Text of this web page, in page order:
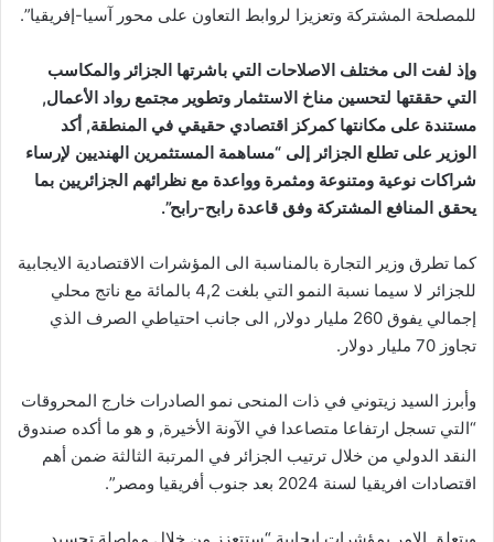
للمصلحة المشتركة وتعزيزا لروابط التعاون على محور آسيا-إفريقيا”.
وإذ لفت الى مختلف الاصلاحات التي باشرتها الجزائر والمكاسب
التي حققتها لتحسين مناخ الاستثمار وتطوير مجتمع رواد الأعمال,
مستندة على مكانتها كمركز اقتصادي حقيقي في المنطقة, أكد
الوزير على تطلع الجزائر إلى “مساهمة المستثمرين الهنديين لإرساء
شراكات نوعية ومتنوعة ومثمرة وواعدة مع نظرائهم الجزائريين بما
يحقق المنافع المشتركة وفق قاعدة رابح-رابح”.
كما تطرق وزير التجارة بالمناسبة الى المؤشرات الاقتصادية الايجابية
للجزائر لا سيما نسبة النمو التي بلغت 4,2 بالمائة مع ناتج محلي
إجمالي يفوق 260 مليار دولار, الى جانب احتياطي الصرف الذي
تجاوز 70 مليار دولار.
وأبرز السيد زيتوني في ذات المنحى نمو الصادرات خارج المحروقات
“التي تسجل ارتفاعا متصاعدا في الآونة الأخيرة, و هو ما أكده صندوق
النقد الدولي من خلال ترتيب الجزائر في المرتبة الثالثة ضمن أهم
اقتصادات افريقيا لسنة 2024 بعد جنوب أفريقيا ومصر”.